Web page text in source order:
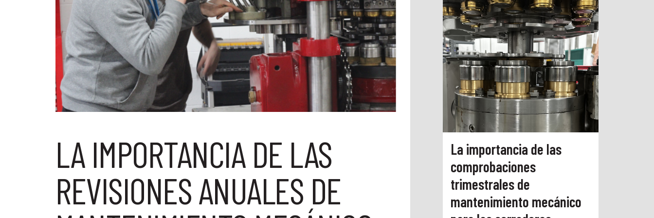
LA IMPORTANCIA DE LAS
REVISIONES ANUALES DE
La importancia de las
comprobaciones
trimestrales de
mantenimiento mecánico